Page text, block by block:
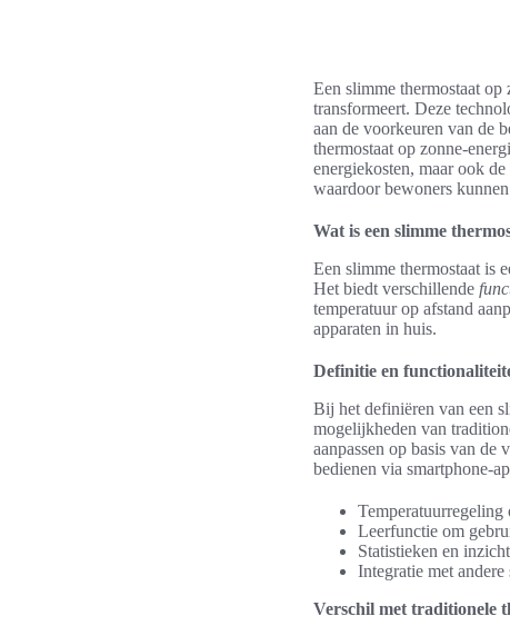
Een slimme thermostaat
transformeert. Deze
aan de voorkeuren van de
thermostaat op zonne-
energiekosten, maar ook
waardoor bewoners
Wat is een slimme
Een slimme thermostaat is
Het biedt verschillende
temperatuur op afstand
apparaten in huis.
Definitie en
Bij het definiëren van een
mogelijkheden van
aanpassen op basis van
bedienen via smartphone-
Temperatuurregeling
Leerfunctie om
Statistieken en
Integratie met
Verschil met traditionele